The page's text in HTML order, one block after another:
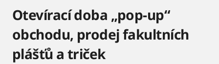
Otevírací doba „pop-up“
obchodu, prodej fakultních
plášťů a triček